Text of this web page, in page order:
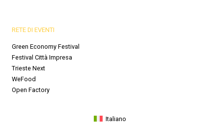
RETE DI EVENTI
Green Economy Festival
Festival Città Impresa
Trieste Next
WeFood
Open Factory
Italiano